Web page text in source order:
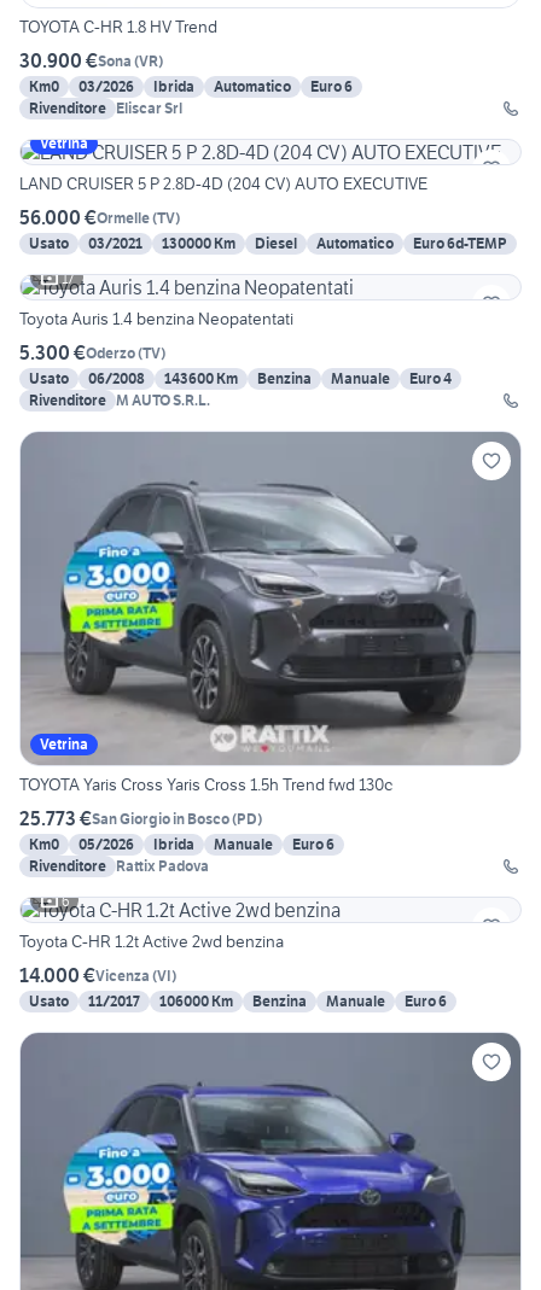
TOYOTA C-HR 1.8 HV Trend
30.900 €Sona (VR)
Km0
03/2026 Ibrida Automatico
Euro 6
Rivenditore Eliscar Srl
Vetrina
LAND CRUISER 5 P 2.8D-4D (204 CV) AUTO EXECUTIVE
56.000 €Ormelle(TV)
Usato
03/2021 130000 Km Diesel Automatico
Euro 6d-TEMP
17
Toyota Auris 1.4 benzina Neopatentati
5.300 €Oderzo(TV)
Usato
06/2008 143600 Km Benzina Manuale
Euro 4
Rivenditore M AUTO S.R.L.
Vetrina
TOYOTA Yaris Cross Yaris Cross 1.5h Trend fwd 130c
25.773 €San Giorgio in Bosco(PD)
Km0
05/2026 Ibrida Manuale
Euro 6
Rivenditore Rattix Padova
6
Toyota C-HR 1.2t Active 2wd benzina
14.000 €Vicenza (VI)
Usato
11/2017 106000 Km Benzina Manuale Euro 6